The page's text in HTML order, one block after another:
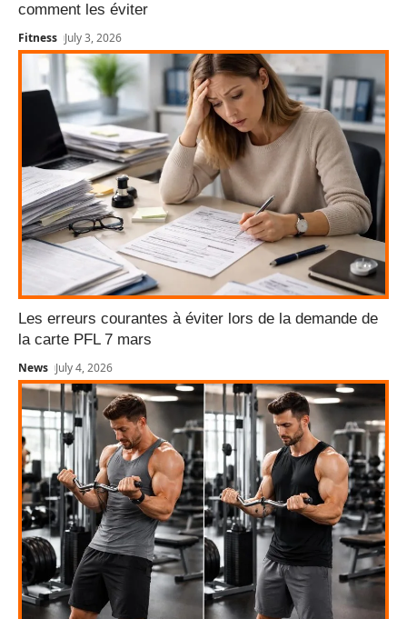
comment les éviter
Fitness July 3, 2026
Les erreurs courantes à éviter lors de la demande de
la carte PFL 7 mars
News July 4, 2026